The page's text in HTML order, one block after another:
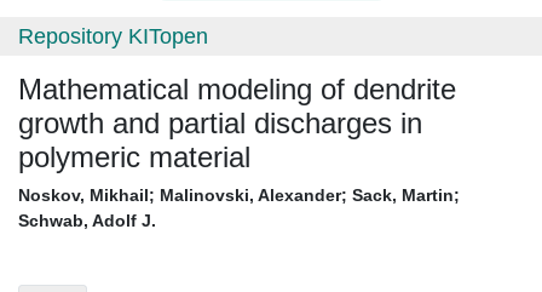
Repository KITopen
Mathematical modeling of dendrite
growth and partial discharges in
polymeric material
Noskov, Mikhail; Malinovski, Alexander; Sack, Martin;
Schwab, Adolf J.